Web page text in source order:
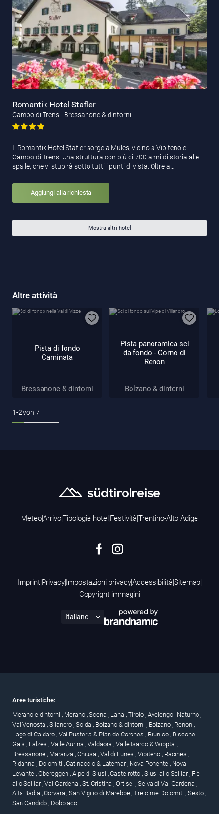
Romantik Hotel Stafler
Campo di Trens - Bressanone & dintorni
Il Romantik Hotel Stafler sorge a Mules, vicino a Vipiteno e
Campo di Trens. Una struttura con più di 700 anni di storia alle
spalle, che vi stupirà sotto tutti i punti di vista. Oltre a…
Aggiungi alla richiesta
Mostra altri hotel
Altre attività
Pista di fondo
Caminata
Bressanone & dintorni
Pista panoramica sci
da fondo - Corno di
Renon
Bolzano & dintorni
1-2von 7
Meteo|Arrivo|Tipologie hotel |Festività|Trentino-Alto Adige
Imprint|Privacy|Impostazioni privacy|Accessibilità|Sitemap|
Copyright immagini
Aree turistiche:
Merano e dintorni , Merano , Scena , Lana , Tirolo , Avelengo , Naturno ,
Val Venosta , Silandro , Solda , Bolzano & dintorni , Bolzano , Renon ,
Lago di Caldaro , Val Pusteria & Plan de Corones , Brunico , Riscone ,
Gais , Falzes , Valle Aurina , Valdaora , Valle Isarco & Wipptal ,
Bressanone , Maranza , Chiusa , Val di Funes , Vipiteno , Racines ,
Ridanna , Dolomiti , Catinaccio & Latemar , Nova Ponente , Nova
Levante , Obereggen , Alpe di Siusi , Castelrotto , Siusi allo Sciliar , Fiè
allo Sciliar , Val Gardena , St. Cristina , Ortisei , Selva di Val Gardena ,
Alta Badia , Corvara , San Vigilio di Marebbe , Tre cime Dolomiti , Sesto ,
San Candido , Dobbiaco